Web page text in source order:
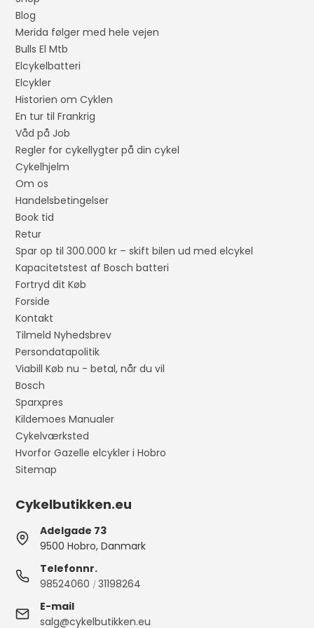
Blog
Merida følger med hele vejen
Bulls El Mtb
Elcykelbatteri
Elcykler
Historien om Cyklen
En tur til Frankrig
Våd på Job
Regler for cykellygter på din cykel
Cykelhjelm
Om os
Handelsbetingelser
Book tid
Retur
Spar op til 300.000 kr – skift bilen ud med elcykel
Kapacitetstest af Bosch batteri
Fortryd dit Køb
Forside
Kontakt
Tilmeld Nyhedsbrev
Persondatapolitik
Viabill Køb nu - betal, når du vil
Bosch
Sparxpres
Kildemoes Manualer
Cykelværksted
Hvorfor Gazelle elcykler i Hobro
Sitemap
Cykelbutikken.eu
Adelgade 73
9500 Hobro, Danmark
Telefonnr.
98524060 /31198264
E-mail
salg@cykelbutikken.eu